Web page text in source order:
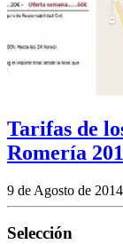
Tarifas de
Romería
9 de Agosto de 2014
Selección